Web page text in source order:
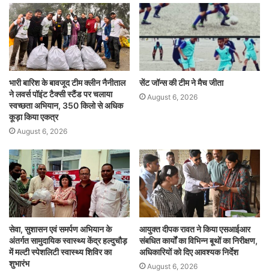
भारी बारिश के बावजूद टीम क्लीन नैनीताल
ने लवर्स पॉइंट टैक्सी स्टैंड पर चलाया
स्वच्छता अभियान, 350 किलो से अधिक
कूड़ा किया एकत्र
August 6, 2026
सेंट जॉन्स की टीम ने मैच जीता
August 6, 2026
सेवा, सुशासन एवं समर्पण अभियान के
अंतर्गत सामुदायिक स्वास्थ्य केंद्र हल्दुचौड़
में मल्टी स्पेशलिटी स्वास्थ्य शिविर का
शुभारंभ
आयुक्त दीपक रावत ने किया एसआईआर
संबधित कार्यों का विभिन्न बूथों का निरीक्षण,
अधिकारियों को दिए आवश्यक निर्देश
August 6, 2026